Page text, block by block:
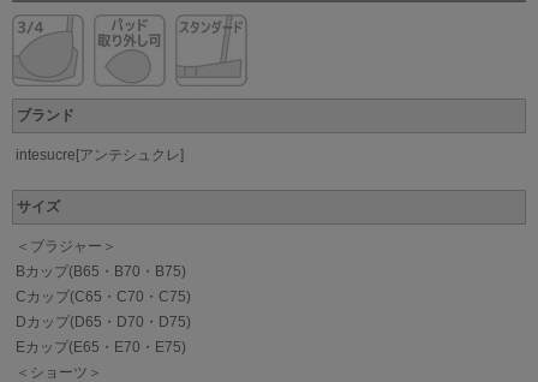
ブランド
intesucre[アンテシュクレ]
サイズ
＜ブラジャー＞
Bカップ(B65・B70・B75)
Cカップ(C65・C70・C75)
Dカップ(D65・D70・D75)
Eカップ(E65・E70・E75)
＜ショーツ＞